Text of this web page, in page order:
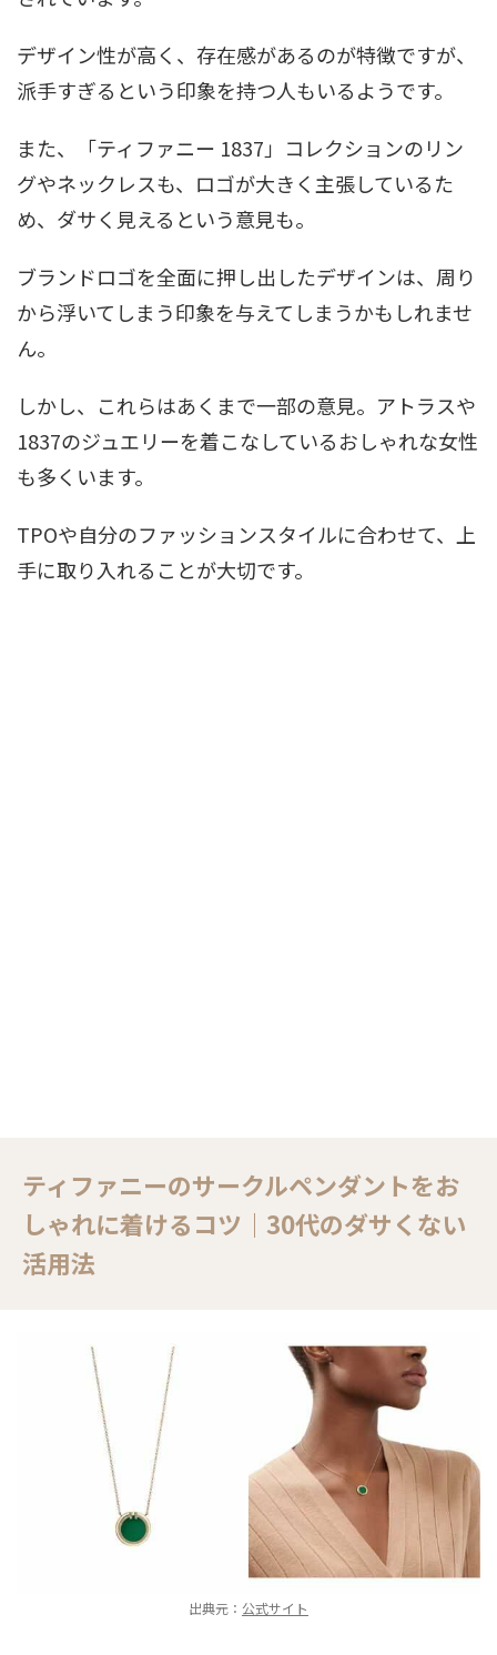
デザイン性が高く、存在感があるのが特徴ですが、
派手すぎるという印象を持つ人もいるようです。
また、「ティファニー 1837」コレクションのリン
グやネックレスも、ロゴが大きく主張しているた
め、ダサく見えるという意見も。
ブランドロゴを全面に押し出したデザインは、周り
から浮いてしまう印象を与えてしまうかもしれませ
ん。
しかし、これらはあくまで一部の意見。アトラスや
1837のジュエリーを着こなしているおしゃれな女性
も多くいます。
TPOや自分のファッションスタイルに合わせて、上
手に取り入れることが大切です。
ティファニーのサークルペンダントをお
しゃれに着けるコツ｜30代のダサくない
活用法
出典元： 公式サイト